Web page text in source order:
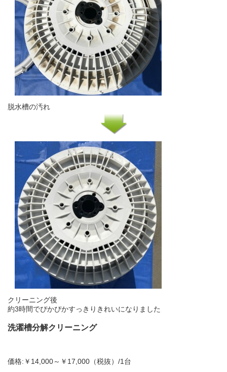
脱水槽の汚れ
クリーニング後
約3時間でぴかぴかすっきりきれいになりました
洗濯槽分解クリーニング
価格:￥14,000～￥17,000（税抜）/1台